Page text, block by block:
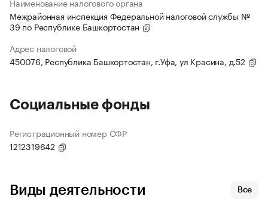
Наименование налогового органа
Межрайонная инспекция Федеральной налоговой службы №
39 по Республике Башкортостан
Адрес налоговой
450076, Республика Башкортостан, г.Уфа, ул Красина, д.52
Социальные фонды
Регистрационный номер СФР
1212319642
Виды деятельности Все